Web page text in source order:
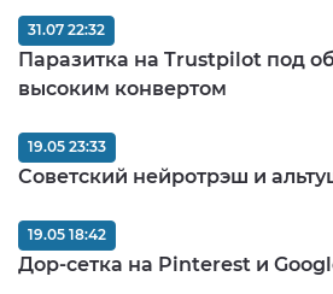
Паразитка на Trustpilot под
высоким конвертом
31.07 22:32
Советский нейротрэш и
19.05 23:33
Дор-сетка на Pinterest и
19.05 18:42